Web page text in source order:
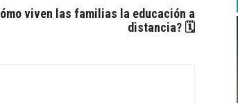
viven las familias la educación a
distancia? 🗓